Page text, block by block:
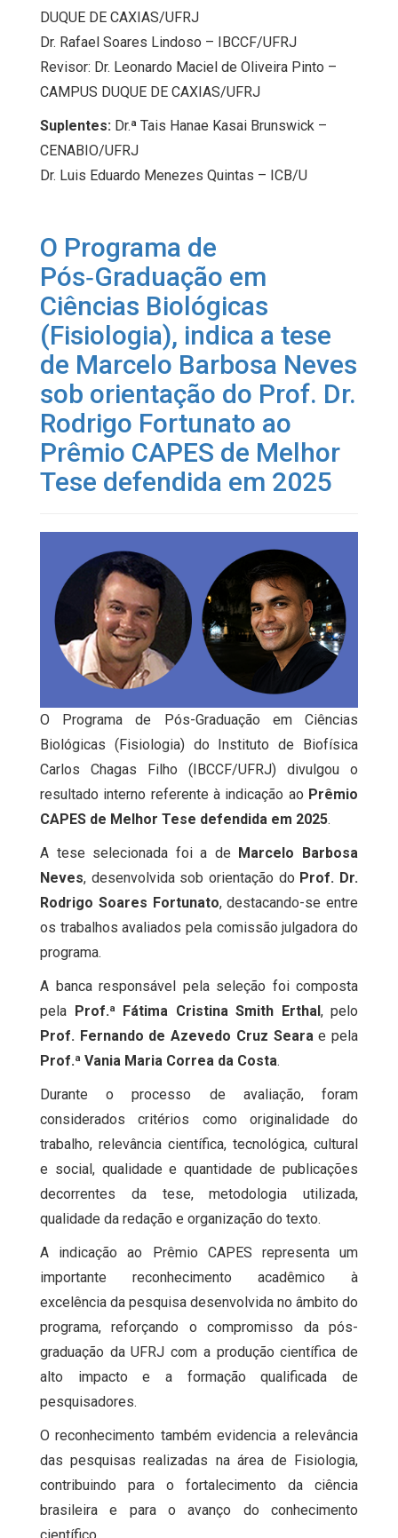
DUQUE DE CAXIAS/UFRJ
Dr. Rafael Soares Lindoso – IBCCF/UFRJ
Revisor: Dr. Leonardo Maciel de Oliveira Pinto –
CAMPUS DUQUE DE CAXIAS/UFRJ
Suplentes: Dr.ª Tais Hanae Kasai Brunswick –
CENABIO/UFRJ
Dr. Luis Eduardo Menezes Quintas – ICB/U
O Programa de
Pós‑Graduação em
Ciências Biológicas
(Fisiologia), indica a tese
de Marcelo Barbosa Neves
sob orientação do Prof. Dr.
Rodrigo Fortunato ao
Prêmio CAPES de Melhor
Tese defendida em 2025
O Programa de Pós-Graduação em Ciências
Biológicas (Fisiologia) do Instituto de Biofísica
Carlos Chagas Filho (IBCCF/UFRJ) divulgou o
resultado interno referente à indicação ao Prêmio
CAPES de Melhor Tese defendida em 2025.
A tese selecionada foi a de Marcelo Barbosa
Neves, desenvolvida sob orientação do Prof. Dr.
Rodrigo Soares Fortunato, destacando-se entre
os trabalhos avaliados pela comissão julgadora do
programa.
A banca responsável pela seleção foi composta
pela Prof.ª Fátima Cristina Smith Erthal, pelo
Prof. Fernando de Azevedo Cruz Seara e pela
Prof.ª Vania Maria Correa da Costa.
Durante o processo de avaliação, foram
considerados critérios como originalidade do
trabalho, relevância científica, tecnológica, cultural
e social, qualidade e quantidade de publicações
decorrentes da tese, metodologia utilizada,
qualidade da redação e organização do texto.
A indicação ao Prêmio CAPES representa um
importante reconhecimento acadêmico à
excelência da pesquisa desenvolvida no âmbito do
programa, reforçando o compromisso da pós-
graduação da UFRJ com a produção científica de
alto impacto e a formação qualificada de
pesquisadores.
O reconhecimento também evidencia a relevância
das pesquisas realizadas na área de Fisiologia,
contribuindo para o fortalecimento da ciência
brasileira e para o avanço do conhecimento
científico.